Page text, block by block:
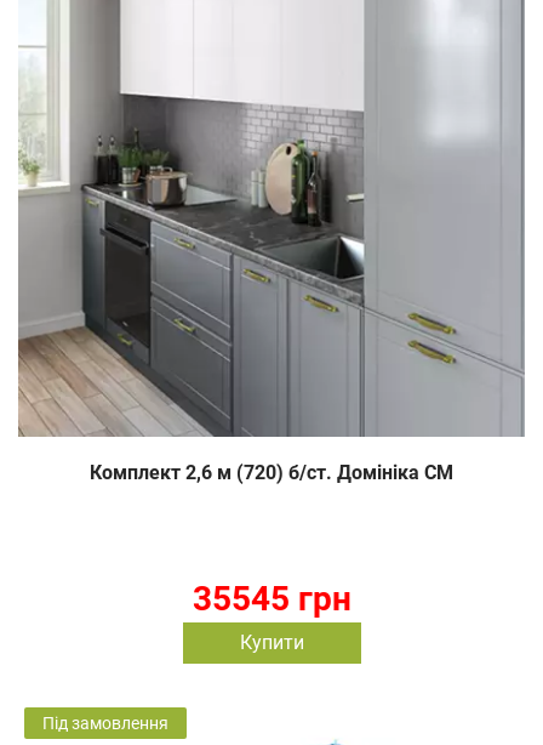
Комплект 2,6 м (720) б/ст. Домініка СМ
35545 грн
Купити
Під замовлення